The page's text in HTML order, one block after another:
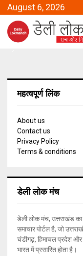
August 6, 2026
महत्वपूर्ण लिंक
About us
Contact us
Privacy Policy
Terms & conditions
डेली लोक मंच
डेली लोक मंच, उत्तराखंड
समाचार पोर्टल है, जो
चंडीगढ़, हिमाचल प्रदेश और
भारत में प्रसारित होता है।